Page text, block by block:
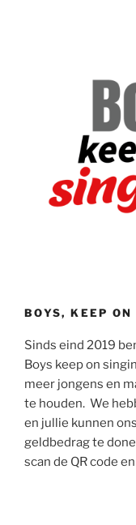
BOYS, KEEP
Sinds eind 2019
Boys keep on
meer jongens en
te houden. We
en jullie kunnen
geldbedrag te
scan de QR code